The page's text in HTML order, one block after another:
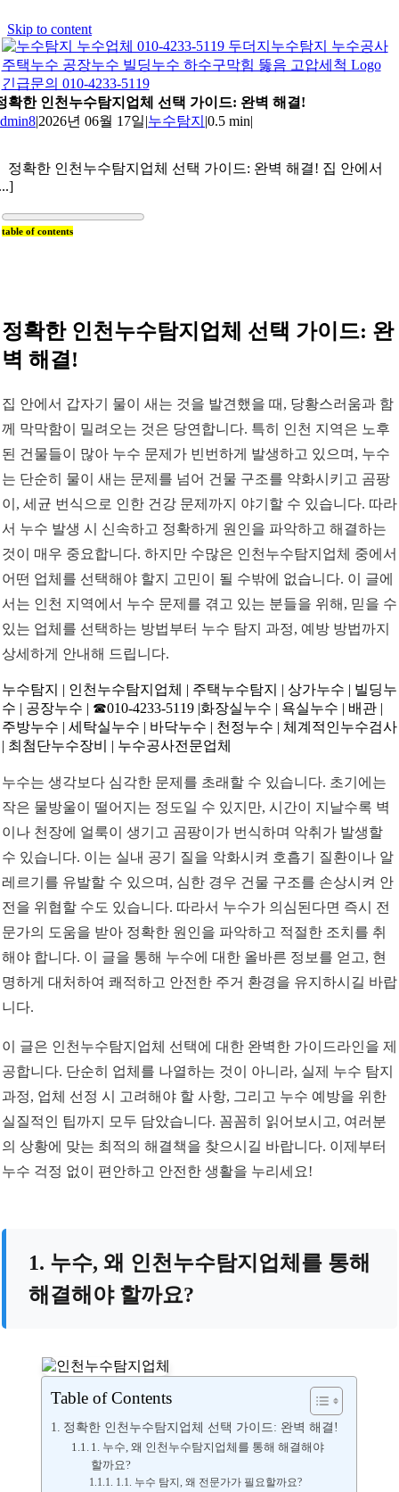
Skip to content
긴급문의 010-4233-5119
확한 인천누수탐지업체 선택 가이드: 완벽 해결!
|2026년 06월 17일|누수탐지 |0.5 min|
확한 인천누수탐지업체 선택 가이드: 완벽 해결! 집 안에서
table of contents
정확한 인천누수탐지업체 선택 가이드: 완
벽 해결!
집 안에서 갑자기 물이 새는 것을 발견했을 때, 당황스러움과 함
께 막막함이 밀려오는 것은 당연합니다. 특히 인천 지역은 노후
된 건물들이 많아 누수 문제가 빈번하게 발생하고 있으며, 누수
는 단순히 물이 새는 문제를 넘어 건물 구조를 약화시키고 곰팡
이, 세균 번식으로 인한 건강 문제까지 야기할 수 있습니다. 따라
서 누수 발생 시 신속하고 정확하게 원인을 파악하고 해결하는
것이 매우 중요합니다. 하지만 수많은 인천누수탐지업체 중에서
어떤 업체를 선택해야 할지 고민이 될 수밖에 없습니다. 이 글에
서는 인천 지역에서 누수 문제를 겪고 있는 분들을 위해, 믿을 수
있는 업체를 선택하는 방법부터 누수 탐지 과정, 예방 방법까지
상세하게 안내해 드립니다.
누수탐지 | 인천누수탐지업체 | 주택누수탐지 | 상가누수 | 빌딩누
수 | 공장누수 | ☎010-4233-5119 |화장실누수 | 욕실누수 | 배관 |
주방누수 | 세탁실누수 | 바닥누수 | 천정누수 | 체계적인누수검사
| 최첨단누수장비 | 누수공사전문업체
누수는 생각보다 심각한 문제를 초래할 수 있습니다. 초기에는
작은 물방울이 떨어지는 정도일 수 있지만, 시간이 지날수록 벽
이나 천장에 얼룩이 생기고 곰팡이가 번식하며 악취가 발생할
수 있습니다. 이는 실내 공기 질을 악화시켜 호흡기 질환이나 알
레르기를 유발할 수 있으며, 심한 경우 건물 구조를 손상시켜 안
전을 위협할 수도 있습니다. 따라서 누수가 의심된다면 즉시 전
문가의 도움을 받아 정확한 원인을 파악하고 적절한 조치를 취
해야 합니다. 이 글을 통해 누수에 대한 올바른 정보를 얻고, 현
명하게 대처하여 쾌적하고 안전한 주거 환경을 유지하시길 바랍
니다.
이 글은 인천누수탐지업체 선택에 대한 완벽한 가이드라인을 제
공합니다. 단순히 업체를 나열하는 것이 아니라, 실제 누수 탐지
과정, 업체 선정 시 고려해야 할 사항, 그리고 누수 예방을 위한
실질적인 팁까지 모두 담았습니다. 꼼꼼히 읽어보시고, 여러분
의 상황에 맞는 최적의 해결책을 찾으시길 바랍니다. 이제부터
누수 걱정 없이 편안하고 안전한 생활을 누리세요!
1. 누수, 왜 인천누수탐지업체를 통해
해결해야 할까요?
Table of Contents
정확한 인천누수탐지업체 선택 가이드: 완벽 해결!
1. 누수, 왜 인천누수탐지업체를 통해 해결해야
할까요?
1.1. 누수 탐지, 왜 전문가가 필요할까요?